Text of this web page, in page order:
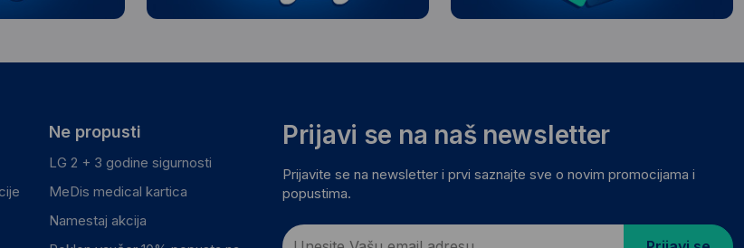
Ne propusti
LG 2 + 3 godine sigurnosti
MeDis medical kartica
Namestaj akcija
Prijavi se na naš newsletter
Prijavite se na newsletter i prvi saznajte sve o novim promocijama i
popustima.